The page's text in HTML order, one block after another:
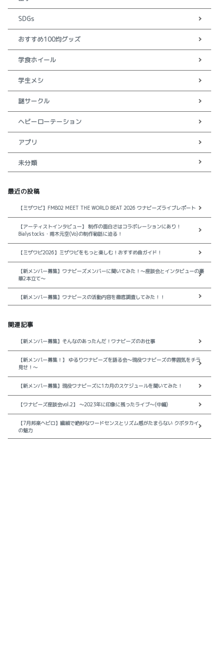
SDGs
おすすめ100均グッズ
学食ホイール
学生メシ
謎サークル
ヘビーローテーション
アプリ
未分類
最近の投稿
【ミザワビ】FM802 MEET THE WORLD BEAT 2026 ワナビーズライブレポート
【アーティストインタビュー】 制作の面白さはコラボレーションにあり！
Bialystocks・甫木元空(Vo)の制作秘話に迫る！
【ミザワビ2026】ミザワビをもっと楽しむ！おすすめ曲ガイド！
【新メンバー募集】ワナビーズメンバーに聞いてみた！～座談会とインタビューの豪
華2本立て～
【新メンバー募集】ワナビースの活動内容を徹底調査してみた！！
関連記事
【新メンバー募集】そんなのあったんだ！ワナビーズのお仕事
【新メンバー募集！】 ゆるりワナビーズを語る会～現役ワナビーズの雰囲気をチラ
見せ！～
【新メンバー募集】現役ワナビーズに1カ月のスケジュールを聞いてみた！
【ワナビーズ座談会vol.2】 ～2023年に印象に残ったライブ～(中編)
【7月邦楽ヘビロ】繊細で絶妙なワードセンスとリズム感がたまらない クボタカイ
の魅力